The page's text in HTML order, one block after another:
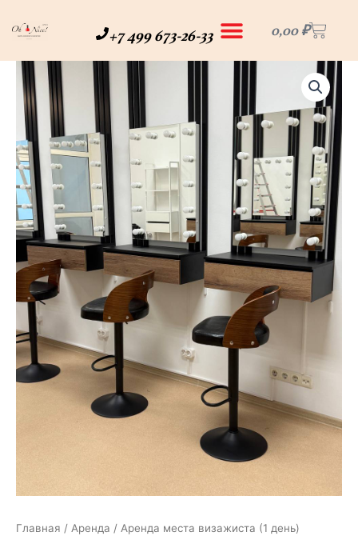
+7 499 673-26-33 0,00 ₽
Главная / Аренда / Аренда места визажиста (1 день)
Количество
товара
Аренда
места
визажиста
(1
день)